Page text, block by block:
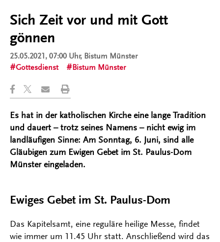
Sich Zeit vor und mit Gott
gönnen
25.05.2021, 07:00 Uhr, Bistum Münster
Gottesdienst
Bistum Münster
Es hat in der katholischen Kirche eine lange Tradition
und dauert – trotz seines Namens – nicht ewig im
landläufigen Sinne: Am Sonntag, 6. Juni, sind alle
Gläubigen zum Ewigen Gebet im St. Paulus-Dom
Münster eingeladen.
Ewiges Gebet im St. Paulus-Dom
Das Kapitelsamt, eine reguläre heilige Messe, findet
wie immer um 11.45 Uhr statt. Anschließend wird das